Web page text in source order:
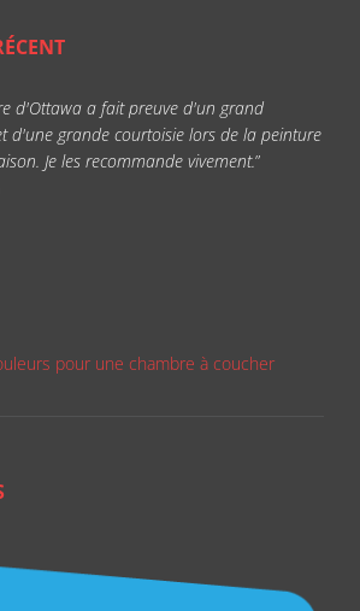
d'Ottawa a fait preuve d'un grand
d'une grande courtoisie lors de la peinture
Je les recommande vivement.”
pour une chambre à coucher